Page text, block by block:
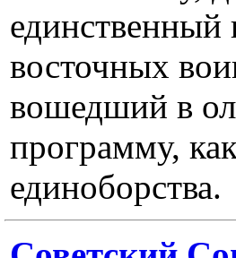
единственный
восточных
вошедший в
программу,
единоборства.